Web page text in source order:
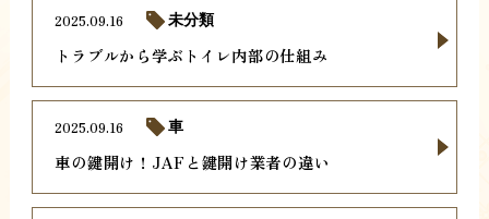
トラブルから学ぶトイレ内部の仕組み
2025.09.16 未分類
車の鍵開け！JAFと鍵開け業者の違い
2025.09.16 車